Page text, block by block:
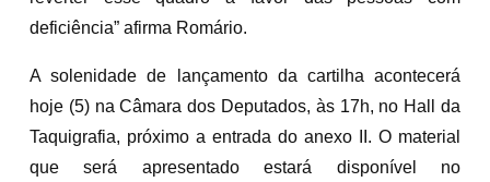
deficiência” afirma Romário.
A solenidade de lançamento da cartilha acontecerá
hoje (5) na Câmara dos Deputados, às 17h, no Hall da
Taquigrafia, próximo a entrada do anexo II. O material
que será apresentado estará disponível no